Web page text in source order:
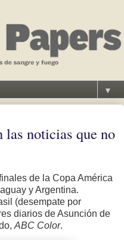
▼
las noticias que no
de la Copa América
y Argentina.
(desempate por
diarios de Asunción de
ABC Color.